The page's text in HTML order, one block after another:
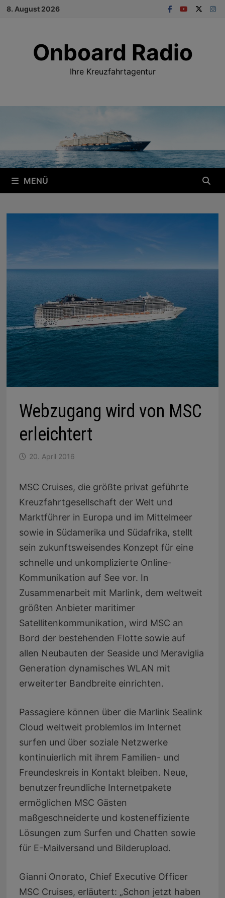
Zum
8. August 2026
Onboard Radio
Ihre Kreuzfahrtagentur
MENÜ
Webzugang wird von MSC
erleichtert
20. April 2016
MSC Cruises, die größte privat geführte
Kreuzfahrtgesellschaft der Welt und
Marktführer in Europa und im Mittelmeer
sowie in Südamerika und Südafrika, stellt
sein zukunftsweisendes Konzept für eine
schnelle und unkomplizierte Online-
Kommunikation auf See vor. In
Zusammenarbeit mit Marlink, dem weltweit
größten Anbieter maritimer
Satellitenkommunikation, wird MSC an
Bord der bestehenden Flotte sowie auf
allen Neubauten der Seaside und Meraviglia
Generation dynamisches WLAN mit
erweiterter Bandbreite einrichten.
Passagiere können über die Marlink Sealink
Cloud weltweit problemlos im Internet
surfen und über soziale Netzwerke
kontinuierlich mit ihrem Familien- und
Freundeskreis in Kontakt bleiben. Neue,
benutzerfreundliche Internetpakete
ermöglichen MSC Gästen
maßgeschneiderte und kosteneffiziente
Lösungen zum Surfen und Chatten sowie
für E-Mailversand und Bilderupload.
Gianni Onorato, Chief Executive Officer
MSC Cruises, erläutert: „Schon jetzt haben